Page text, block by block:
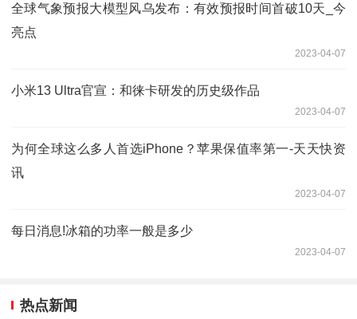
全球气象预报大模型风乌发布：有效预报时间首破10天_今
亮点
2023-04-07
小米13 Ultra官宣：和徕卡研发的历史级作品
2023-04-07
为何全球这么多人首选iPhone？苹果保值率第一-天天快资
讯
2023-04-07
每日消息!冰箱的功率一般是多少
2023-04-07
热点新闻